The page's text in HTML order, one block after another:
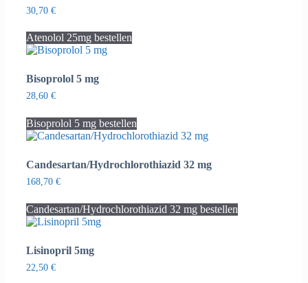
30,70 €
Atenolol 25mg bestellen
Bisoprolol 5 mg
28,60 €
Bisoprolol 5 mg bestellen
Candesartan/Hydrochlorothiazid 32 mg
168,70 €
Candesartan/Hydrochlorothiazid 32 mg bestellen
Lisinopril 5mg
22,50 €